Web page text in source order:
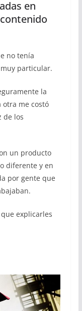
en
no tenía
particular.
la
me costó
de los
un producto
diferente y en
por gente que
explicarles